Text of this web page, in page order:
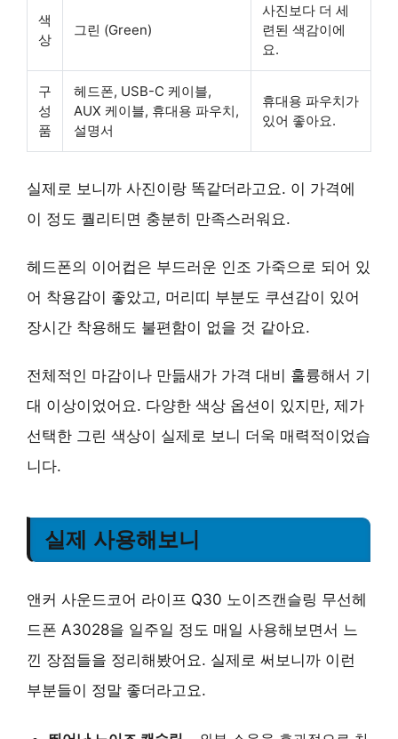
색
상
그린 (Green)
사진보다 더 세
련된 색감이에
요.
구
성
품
헤드폰, USB-C 케이블,
AUX 케이블, 휴대용 파우치,
설명서
휴대용 파우치가
있어 좋아요.
실제로 보니까 사진이랑 똑같더라고요. 이 가격에
이 정도 퀄리티면 충분히 만족스러워요.
헤드폰의 이어컵은 부드러운 인조 가죽으로 되어 있
어 착용감이 좋았고, 머리띠 부분도 쿠션감이 있어
장시간 착용해도 불편함이 없을 것 같아요.
전체적인 마감이나 만듦새가 가격 대비 훌륭해서 기
대 이상이었어요. 다양한 색상 옵션이 있지만, 제가
선택한 그린 색상이 실제로 보니 더욱 매력적이었습
니다.
실제 사용해보니
앤커 사운드코어 라이프 Q30 노이즈캔슬링 무선헤
드폰 A3028을 일주일 정도 매일 사용해보면서 느
낀 장점들을 정리해봤어요. 실제로 써보니까 이런
부분들이 정말 좋더라고요.